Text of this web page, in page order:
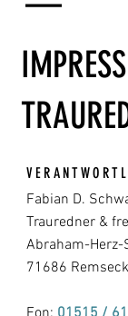
Fabian D.
Trauredner &
Abraham-Herz-
71686